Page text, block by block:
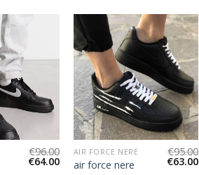
€96.00
€64.00
AIR FORCE NERE
air force nere
€95.00
€63.00